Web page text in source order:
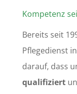
Kompetenz
Bereits seit
Pflegedienst
darauf, dass
qualifiziert